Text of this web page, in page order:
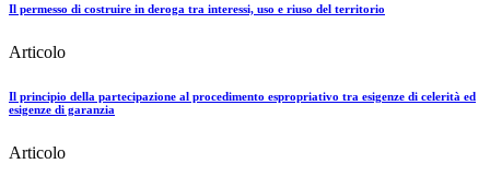
Il permesso di costruire in deroga tra interessi, uso e riuso del territorio
Articolo
Il principio della partecipazione al procedimento espropriativo tra esigenze di celerità ed
esigenze di garanzia
Articolo